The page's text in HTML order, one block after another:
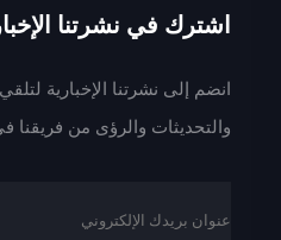
اشترك في نشرتنا
انضم إلى نشرتنا الإخبارية
والتحديثات والرؤى من فريقنا